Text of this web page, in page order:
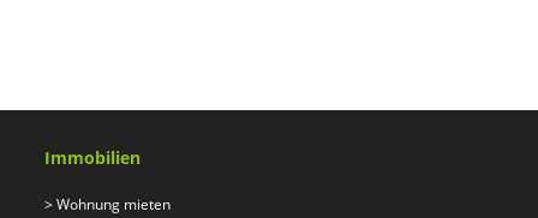
Immobilien
>Wohnung mieten